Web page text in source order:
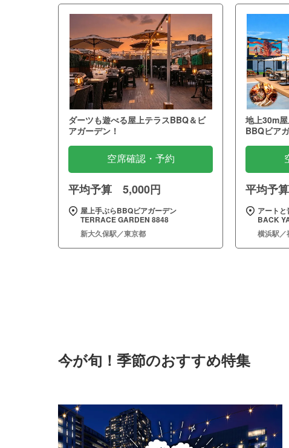
ダーツも遊べる屋上テラスBBQ＆ビ
アガーデン！
空席確認・予約
平均予算 5,000円
屋上手ぶらBBQビアガーデン
TERRACE GARDEN 8848
新大久保駅／東京都
地上30m
BBQビア
平均予
アート
BACK
横浜駅／
今が旬！季節のおすすめ特集